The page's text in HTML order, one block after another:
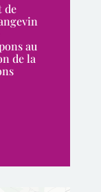
de
au
de la